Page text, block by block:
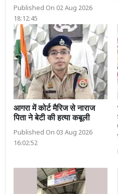
Published On 02 Aug 2026
18:12:45
आगरा में कोर्ट मैरिज से नाराज
पिता ने बेटी की हत्या कबूली
Published On 03 Aug 2026
16:02:52